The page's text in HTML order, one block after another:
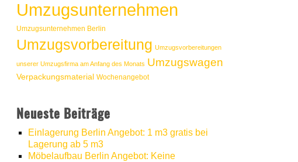
Umzugsunternehmen
Umzugsunternehmen Berlin
Umzugsvorbereitung Umzugsvorbereitungen
unserer Umzugsfirma am Anfang des Monats Umzugswagen
Verpackungsmaterial Wochenangebot
Neueste Beiträge
Einlagerung Berlin Angebot: 1 m3 gratis bei
Lagerung ab 5 m3
Möbelaufbau Berlin Angebot: Keine